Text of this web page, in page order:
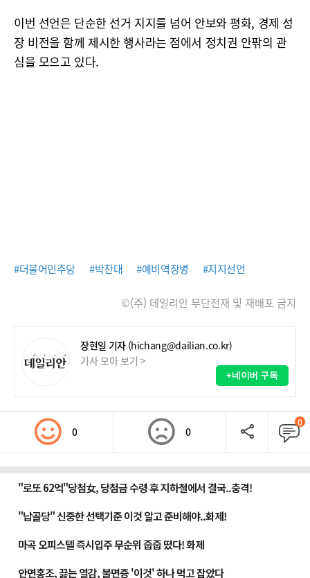
이번 선언은 단순한 선거 지지를 넘어 안보와 평화, 경제 성
장 비전을 함께 제시한 행사라는 점에서 정치권 안팎의 관
심을 모으고 있다.
#더불어민주당 #박찬대 #예비역장병 #지지선언
©(주) 데일리안 무단전재 및 재배포 금지
장현일 기자 (hichang@dailian.co.kr)
기사 모아 보기 >
+네이버 구독
0 0
0